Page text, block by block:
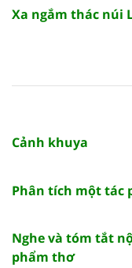
Xa ngắm thác núi
Cảnh khuya
Phân tích một tác
Nghe và tóm tắt
phẩm thơ